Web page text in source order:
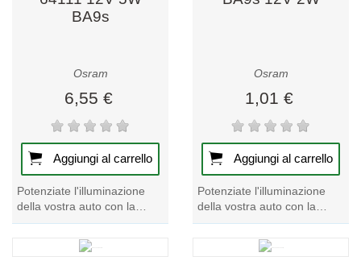
BA9s
Osram
6,55 €
Aggiungi al carrello
Potenziate l'illuminazione
della vostra auto con la
potente lampadina per auto
da 12 V - BA9s 64111.
Illuminate la...
Osram
1,01 €
Aggiungi al carrello
Potenziate l'illuminazione
della vostra auto con la
lampadina per auto BA9s da
12 V. Provate
un'illuminazione più...